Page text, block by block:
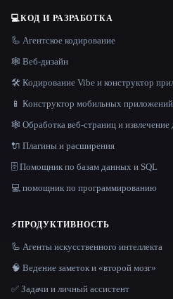
💻КОД И РАЗРАБОТКА
🦾 Агентское кодирование
🕸 Веб-дизайн
🛠️ Кодирование Vibe и конструктор
📱 Конструктор мобильных приложений
🕸️ Обработка веб-страниц и извлечение
🔌 Плагины и расширения
🗄️ Помощник по базам данных и SQL
💻 помощник по программированию
⚡ПРОДУКТИВНОСТЬ
🦾 Агенты искусственного интеллекта
🧠 Ведение заметок и «второй мозг»
✅ Задачи и личный ассистент